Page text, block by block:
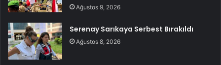
Ağustos 9, 2026
Serenay Sarıkaya Serbest Bırakıldı
Ağustos 8, 2026